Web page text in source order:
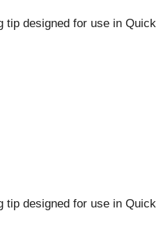
tip designed for use in Quick
tip designed for use in Quick